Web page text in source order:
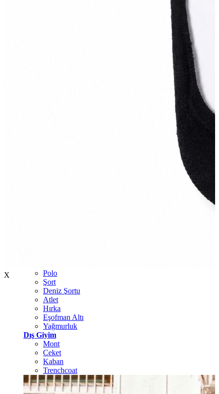
Polo
Şort
Deniz Şortu
Atlet
Hırka
Eşofman Altı
Yağmurluk
Dış Giyim
Mont
Ceket
Kaban
Trenchcoat
X